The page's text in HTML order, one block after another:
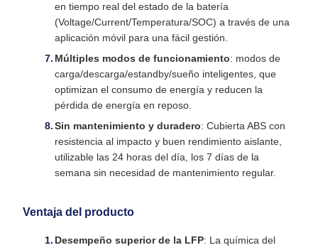
en tiempo real del estado de la batería
(Voltage/Current/Temperatura/SOC) a través de una
aplicación móvil para una fácil gestión.
Múltiples modos de funcionamiento: modos de
carga/descarga/estandby/sueño inteligentes, que
optimizan el consumo de energía y reducen la
pérdida de energía en reposo.
Sin mantenimiento y duradero: Cubierta ABS con
resistencia al impacto y buen rendimiento aislante,
utilizable las 24 horas del día, los 7 días de la
semana sin necesidad de mantenimiento regular.
Ventaja del producto
Desempeño superior de la LFP: La química del